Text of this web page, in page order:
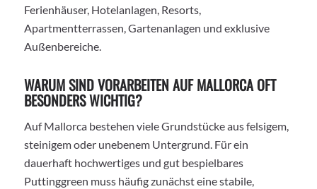
Ferienhäuser, Hotelanlagen, Resorts,
Apartmentterrassen, Gartenanlagen und exklusive
Außenbereiche.
WARUM SIND VORARBEITEN AUF MALLORCA OFT
BESONDERS WICHTIG?
Auf Mallorca bestehen viele Grundstücke aus felsigem,
steinigem oder unebenem Untergrund. Für ein
dauerhaft hochwertiges und gut bespielbares
Puttinggreen muss häufig zunächst eine stabile,